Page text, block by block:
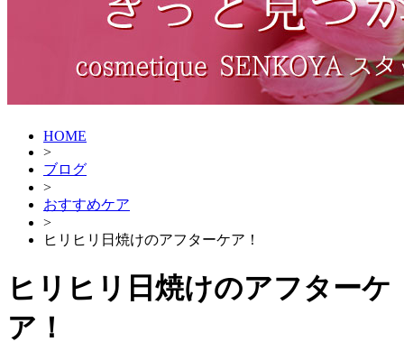
HOME
>
ブログ
>
おすすめケア
>
ヒリヒリ日焼けのアフターケア！
ヒリヒリ日焼けのアフターケ
ア！